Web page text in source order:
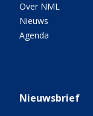
Over NML
Nieuws
Agenda
Nieuwsbrief